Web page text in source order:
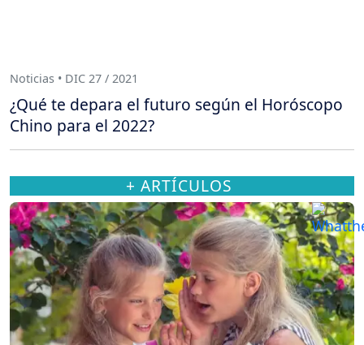
Noticias • DIC 27 / 2021
¿Qué te depara el futuro según el Horóscopo
Chino para el 2022?
+ ARTÍCULOS